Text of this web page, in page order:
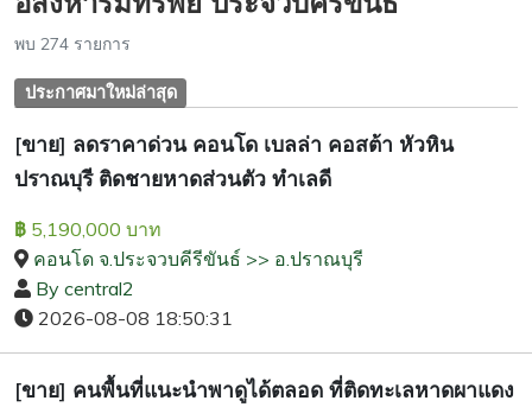
พบ 274 รายการ
ประกาศมาใหม่ล่าสุด
[ขาย] ลดราคาด่วน คอนโด เบลล่า คอสต้า หัวหิน
ปราณบุรี ติดชายหาดส่วนตัว ทำเลดี
฿ 5,190,000 บาท
คอนโด จ.ประจวบคีรีขันธ์ >> อ.ปราณบุรี
By central2
2026-08-08 18:50:31
[ขาย] คนพื้นที่แนะนำพาดูได้ตลอด ที่ติดทะเลหาดผาแดง